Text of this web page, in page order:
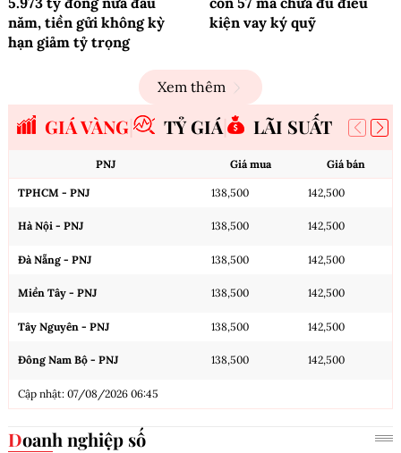
năm, tiền gửi không kỳ
hạn giảm tỷ trọng
kiện vay ký quỹ
Xem thêm
GIÁ VÀNG TỶ GIÁ LÃI SUẤT
PNJ Giá mua Giá bán
TPHCM - PNJ 138,500 142,500
Hà Nội - PNJ 138,500 142,500
Đà Nẵng - PNJ 138,500 142,500
Miền Tây - PNJ 138,500 142,500
Tây Nguyên - PNJ 138,500 142,500
Đông Nam Bộ - PNJ 138,500 142,500
Cập nhật: 07/08/2026 06:45
Doanh nghiệp số